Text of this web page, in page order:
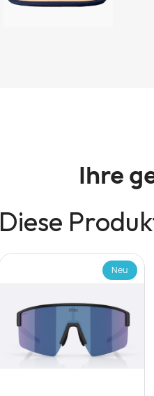
Ihre
Diese
Neu